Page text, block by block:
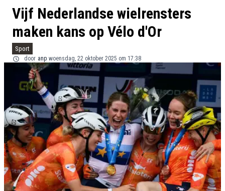
Vijf Nederlandse wielrensters
maken kans op Vélo d'Or
Sport
door anp woensdag, 22 oktober 2025 om 17:38